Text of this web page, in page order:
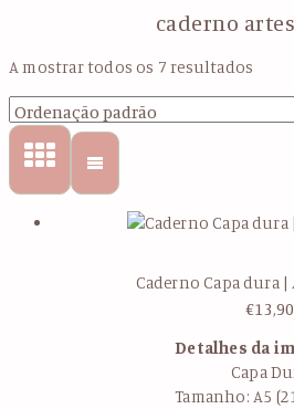
caderno
A mostrar todos os 7 resultados
Caderno Capa dura
€13,90
Detalhes da
Capa
Tamanho: A5